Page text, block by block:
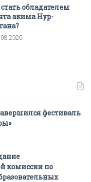
обладателем
акима Нур-
фестиваль
комиссии по